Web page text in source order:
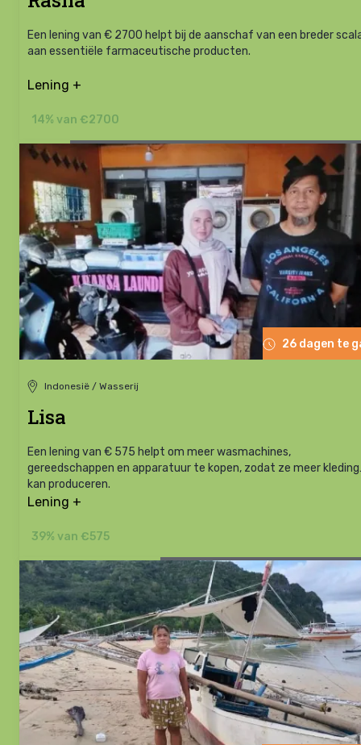
Een lening van € 2700 helpt bij de aanschaf van een breder
aan essentiële farmaceutische producten.
Lening +
14% van €2700
26 dagen te
Indonesië / Wasserij
Lisa
Een lening van € 575 helpt om meer wasmachines,
gereedschappen en apparatuur te kopen, zodat ze meer kleding
kan produceren.
Lening +
39% van €575